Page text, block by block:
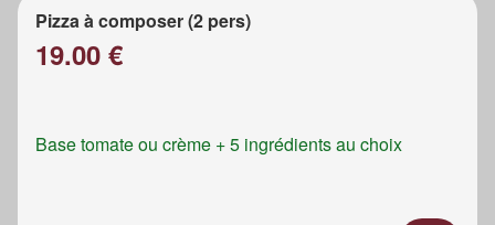
Pizza à composer (2 pers)
19.00 €
Base tomate ou crème + 5 ingrédients au choix